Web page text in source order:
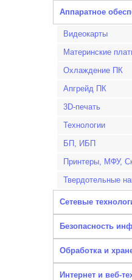
Аппаратное
Видеокарты
Материнские
Охлаждение ПК
Апгрейд ПК
3D-печать
Технологии
БП, ИБП
Принтеры, МФУ,
Твердотельные
Сетевые
Безопасность
Обработка и
Интернет и веб-